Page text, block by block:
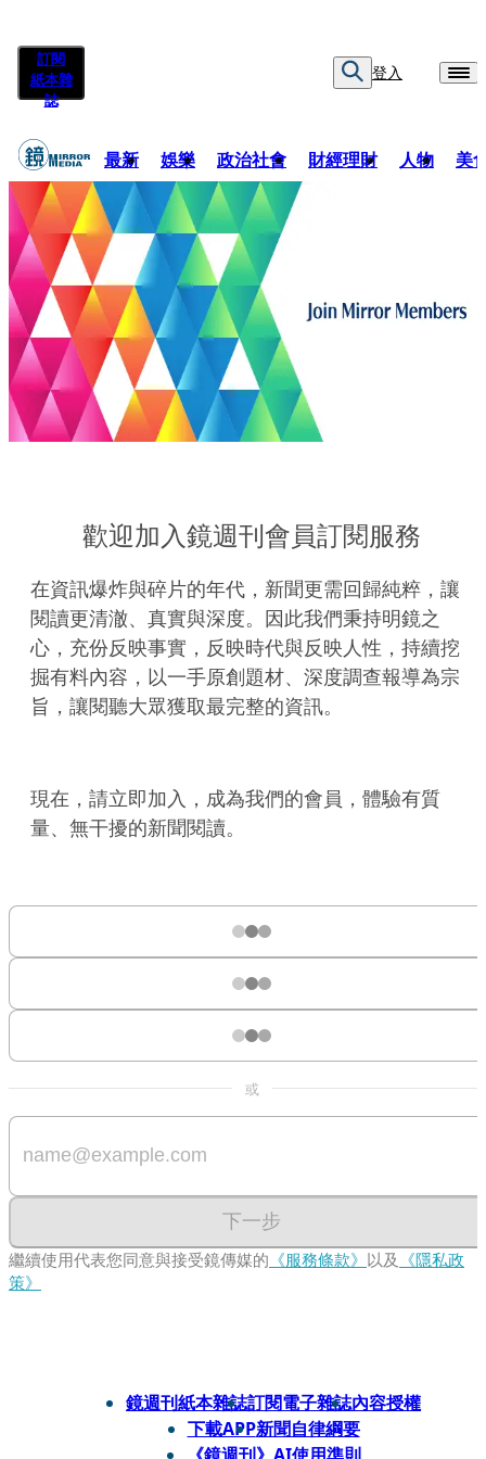
訂閱
紙本雜
誌
登入
最新 娛樂 政治社會 財經理財 人物 美
歡迎加入鏡週刊會員訂閱服務
在資訊爆炸與碎片的年代，新聞更需回歸純粹，讓
閱讀更清澈、真實與深度。因此我們秉持明鏡之
心，充份反映事實，反映時代與反映人性，持續挖
掘有料內容，以一手原創題材、深度調查報導為宗
旨，讓閱聽大眾獲取最完整的資訊。
現在，請立即加入，成為我們的會員，體驗有質
量、無干擾的新聞閱讀。
或
下一步
繼續使用代表您同意與接受鏡傳媒的 《服務條款》 以及 《隱私政
策》
鏡週刊紙本雜誌訂閱電子雜誌內容授權
下載APP新聞自律綱要